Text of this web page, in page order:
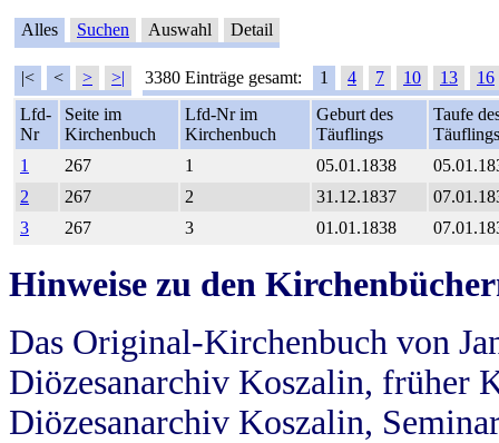
Alles Suchen Auswahl Detail
|< < > >| 3380 Einträge gesamt: 1 4 7 10 13
16
Lfd-
Nr
Seite im
Kirchenbuch
Lfd-Nr im
Kirchenbuch
Geburt des
Täuflings
Taufe
Täuflings
1
267 1 05.01.1838
2
267 2 31.12.1837
3
267 3 01.01.1838
Hinweise zu den
Das Original-Kirchenbuch von
Diözesanarchiv Koszalin, früher
Diözesanarchiv Koszalin,